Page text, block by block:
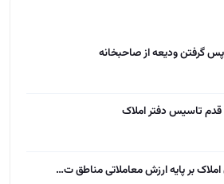
پس گرفتن ودیعه از صاحبخانه
قدم تاسیس دفتر املاک
بر پایه ارزش معاملاتی مناطق ت…